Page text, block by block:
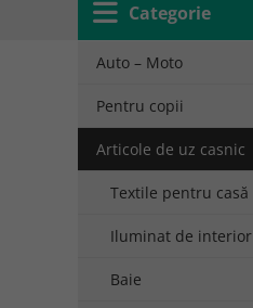
Categorie
Auto – Moto
Pentru copii
Articole de uz casnic
Textile pentru casă
Iluminat de interior
Baie